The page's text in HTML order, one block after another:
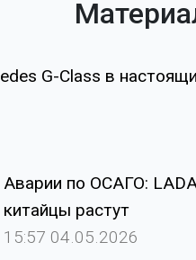
G-Class в
Аварии по ОСАГО:
китайцы растут
15:57 04.05.2026